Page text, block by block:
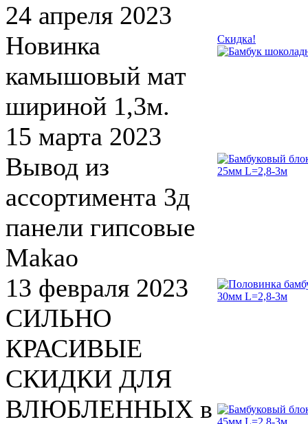
24 апреля 2023
Новинка
камышовый мат
шириной 1,3м.
15 марта 2023
Вывод из
ассортимента 3д
панели гипсовые
Makao
13 февраля 2023
СИЛЬНО
КРАСИВЫЕ
СКИДКИ ДЛЯ
ВЛЮБЛЕННЫХ в
Скидка!